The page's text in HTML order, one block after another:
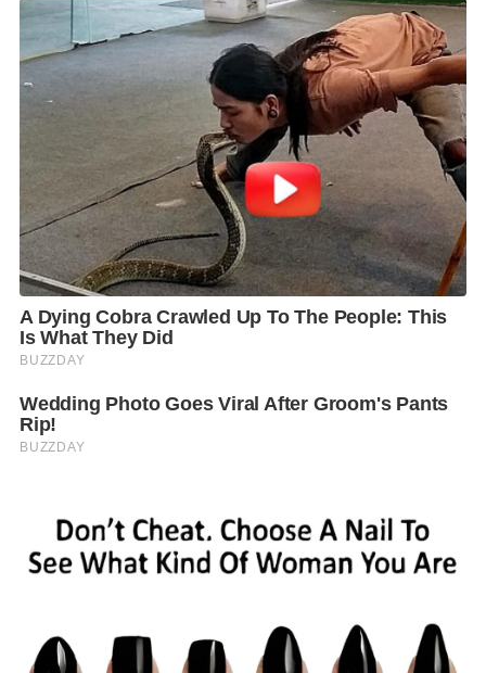
คุณณรัชฏ์ วัชรเพชร์ ผู้จัดการผลิตภัณฑ์ เครื่องดื่มตรา
ช้าง
กล่าวว่า “ เรามองว่านี่เป็นเพียงจุดเริ่มต้น โดยหลัง
จากการ Launch
บรรจุภัณฑ์ที่ใช้วัสดุที่สามารถนำมา
รีไซเคิลได้ 100%
แล้ว เรามีแผนที่จะวาง คิว อาร์ โค้ด
QR Code) ที่แสดงจุดคืนบรรจุภัณฑ์ (Drop off)ในทุก ๆ
ผลิตภัณฑ์ของเครื่องดื่มตราช้าง ในส่วนของความคาด
หวัง แน่นอนว่าเราต้องการเห็นความเปลี่ยนแปลง
พฤติกรรมการใช้ และคัดแยกขยะของกลุ่มลูกค้า (End
Consumer)ซึ่งหลังจากที่ได้เริ่มโครงการนี้ไปในช่วงกลาง
เดือนเมษายนที่ผ่าน ได้รับกระแสที่ดีจากกลุ่มผู้บริโภคที่
ชื่นชอบในรูปลักษณ์ใหม่ของบรรจุภัณฑ์ที่ดูพรีเมียมมาก
แถมมีความพิเศษ คือ สามารถนำกลับมารีไซเคิล
ได้100%
ยั่งยืนจนเห็นผลมากขึ้น ทั้งนี้ผลลัพธ์ดังกล่าวนั้นต้องอาศัย
ความร่วมมือจากทุกภาคส่วน ทั้งภาครัฐ ธุรกิจขนาดใหญ่
ไปจนถึง ธุรกิจขนาดเล็ก หรือ SMEทั่วประเทศ โดย
สังคม หรืออยู่ในความรับผิดชอบของคนเฉพาะกลุ่ม